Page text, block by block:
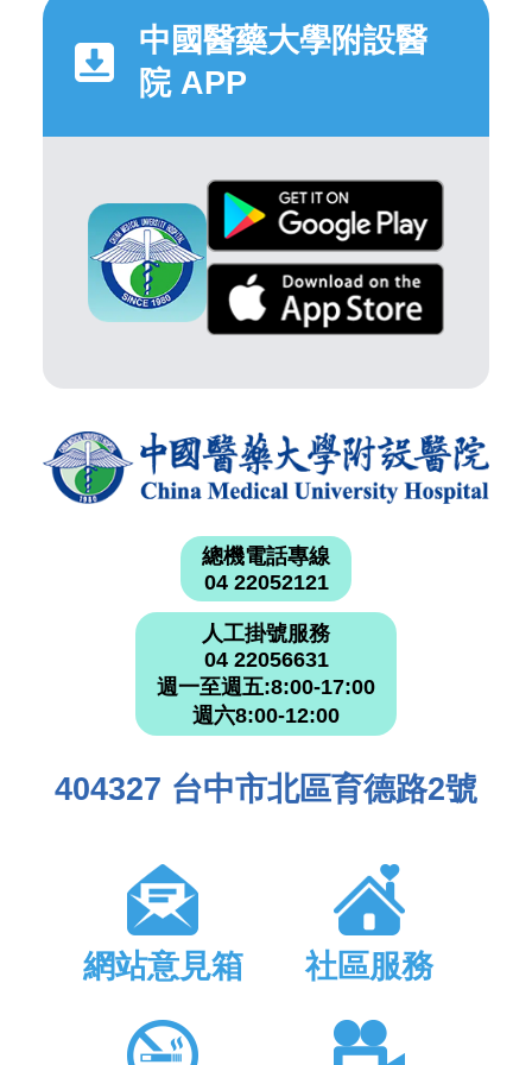
中國醫藥大學附設醫
院 APP
總機電話專線
04 22052121
人工掛號服務
04 22056631
週一至週五:8:00-17:00
週六8:00-12:00
404327 台中市北區育德路2號
網站意見箱 社區服務